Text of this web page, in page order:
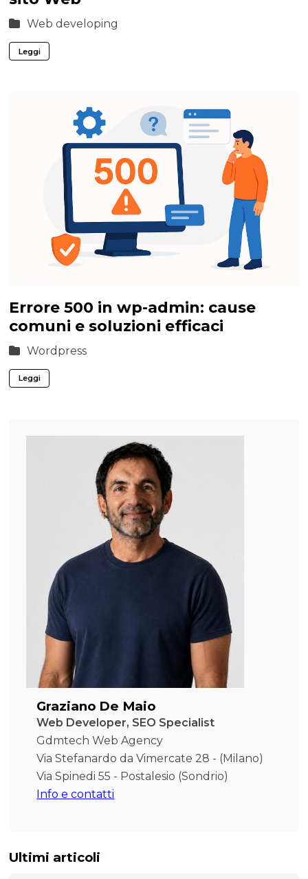
Web developing
Leggi
Errore 500 in wp-admin: cause
comuni e soluzioni efficaci
Wordpress
Leggi
Graziano De Maio
Web Developer, SEO Specialist
Gdmtech Web Agency
Via Stefanardo da Vimercate 28 - (Milano)
Via Spinedi 55 - Postalesio (Sondrio)
Info e contatti
Ultimi articoli